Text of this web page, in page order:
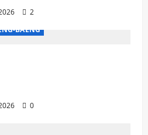
2
BAENG
0